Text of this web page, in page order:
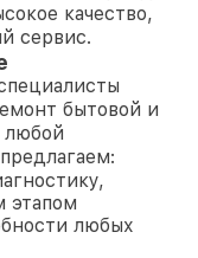
качество,
сервис.
бытовой и
любой
этапом
любых